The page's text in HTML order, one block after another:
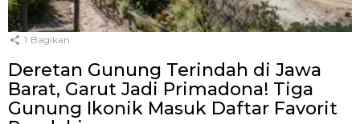
1 Bagikan
Deretan Gunung Terindah di Jawa
Barat, Garut Jadi Primadona! Tiga
Gunung Ikonik Masuk Daftar Favorit